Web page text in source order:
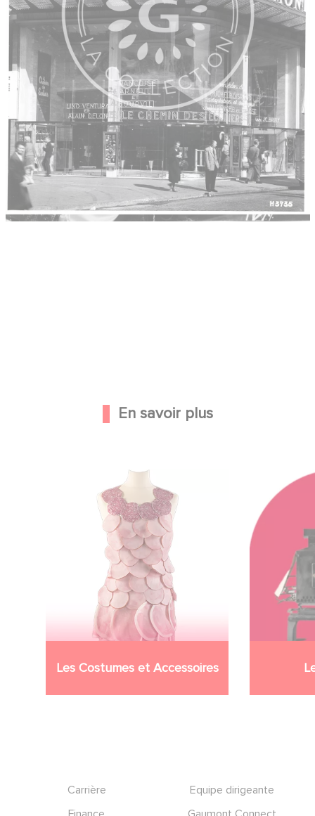
En savoir plus
Les Costumes et Accessoires
Carrière
Equipe dirigeante